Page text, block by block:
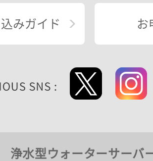
みガイド お
浄水型ウォーターサーバ